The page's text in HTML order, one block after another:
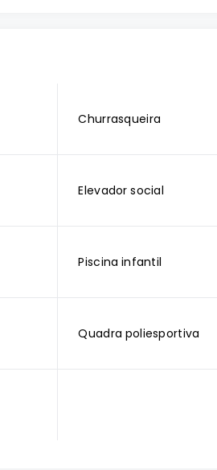
Churrasqueira
Elevador social
Piscina infantil
Quadra poliesportiva